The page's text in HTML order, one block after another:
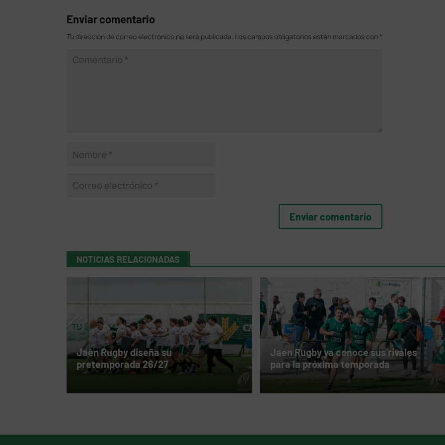
Enviar comentario
Tu dirección de correo electrónico no será publicada. Los campos obligatorios están marcados con *
NOTICIAS RELACIONADAS
Jaén Rugby diseña su
pretemporada 26/27
Jaén Rugby ya conoce sus rivales
para la próxima temporada